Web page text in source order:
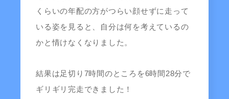
くらいの年配の方がつらい顔せずに走って
いる姿を見ると、自分は何を考えているの
かと情けなくなりました。
結果は足切り7時間のところを6時間28分で
ギリギリ完走できました！